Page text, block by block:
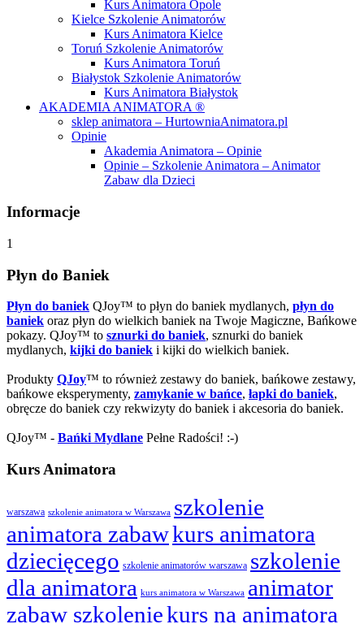
Kurs Animatora Opole
Kielce Szkolenie Animatorów
Kurs Animatora Kielce
Toruń Szkolenie Animatorów
Kurs Animatora Toruń
Białystok Szkolenie Animatorów
Kurs Animatora Białystok
AKADEMIA ANIMATORA ®
sklep animatora – HurtowniaAnimatora.pl
Opinie
Akademia Animatora – Opinie
Opinie – Szkolenie Animatora – Animator
Zabaw dla Dzieci
Informacje
1
Płyn do Baniek
Płyn do baniek QJoy™ to płyn do baniek mydlanych, płyn do
baniek oraz płyn do wielkich baniek na Twoje Magiczne, Bańkowe
pokazy. QJoy™ to sznurki do baniek, sznurki do baniek
mydlanych, kijki do baniek i kijki do wielkich baniek.
Produkty QJoy™ to również zestawy do baniek, bańkowe zestawy,
bańkowe eksperymenty, zamykanie w bańce, łapki do baniek,
obręcze do baniek czy rekwizyty do baniek i akcesoria do baniek.
QJoy™ - Bańki Mydlane Pełne Radości! :-)
Kurs Animatora
warszawa szkolenie animatora w Warszawa szkolenie
animatora zabawkurs animatora
dziecięcego szkolenie animatorów warszawa szkolenie
dla animatora kurs animatora w Warszawa animator
zabaw szkoleniekurs na animatora